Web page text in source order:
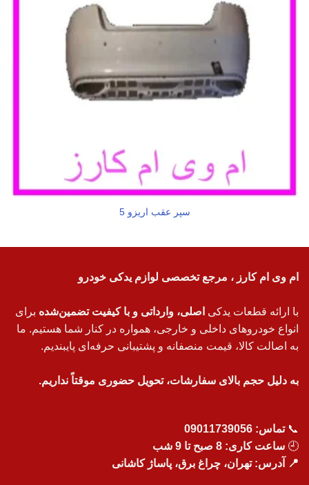
سپر عقب اریزو 5
ام وی ام کارز ، مرجع تخصصی لوازم یدکی خودرو
با ارائه قطعات یدکی اصلی، وارداتی و با کیفیت تضمین‌شده برای
انواع خودروهای داخلی و خارجی، همواره در کنار شما هستیم. ما
به اصالت کالا، قیمت منصفانه و پشتیبانی حرفه‌ای پایبندیم.
به دلیل حجم بالای سفارشات، تحویل حضوری موقتاً نداریم.
📞تماس: 09011739056
🕘 ساعت کاری: 8 صبح تا 9 شب
📍 آدرس: تهران، چراغ برق، پاساژ کاشانی